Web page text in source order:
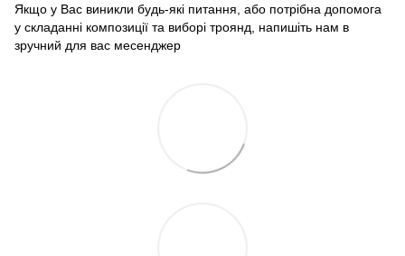
Якщо у Вас виникли будь-які питання, або потрібна допомога
у складанні композиції та виборі троянд, напишіть нам в
зручний для вас месенджер